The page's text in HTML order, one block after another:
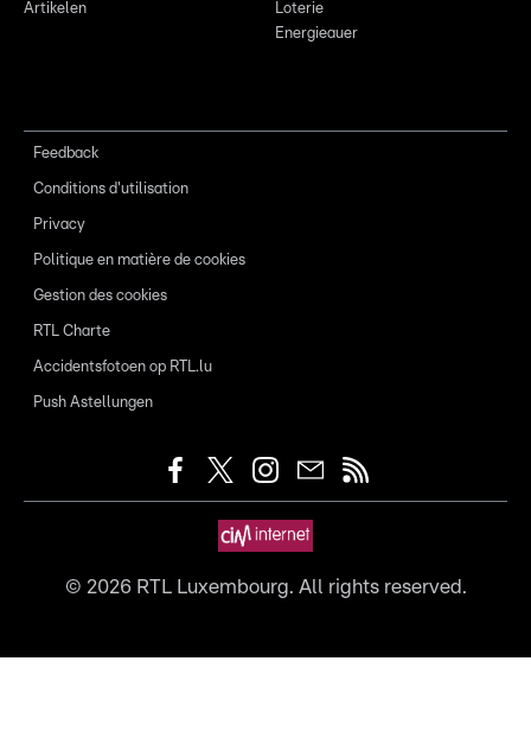
Artikelen
Loterie
Energieauer
Feedback
Conditions d'utilisation
Privacy
Politique en matière de cookies
Gestion des cookies
RTL Charte
Accidentsfotoen op RTL.lu
Push Astellungen
© 2026RTL Luxembourg. All rights reserved.